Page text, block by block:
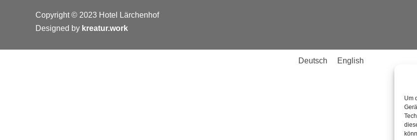
Um
Copyright © 2023 Hotel Lärchenhof
Designed by kreatur.work
Deutsch English